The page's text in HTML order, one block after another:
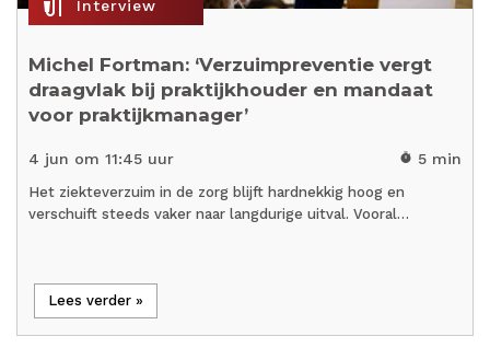
mic_external_on Interview
Michel Fortman: ‘Verzuimpreventie vergt
draagvlak bij praktijkhouder en mandaat
voor praktijkmanager’
4 jun om 11:45 uur timer 5 min
Het ziekteverzuim in de zorg blijft hardnekkig hoog en
verschuift steeds vaker naar langdurige uitval. Vooral…
Lees verder »